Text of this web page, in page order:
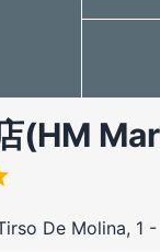
(HM
De Molina, 1 -